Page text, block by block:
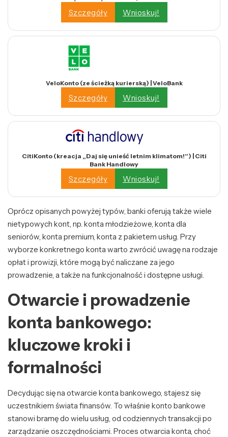
Szczegóły Wnioskuj!
VeloKonto (ze ścieżką kurierską) | VeloBank
Szczegóły Wnioskuj!
CitiKonto (kreacja „Daj się unieść letnim klimatom!”) | Citi
Bank Handlowy
Szczegóły Wnioskuj!
Oprócz opisanych powyżej typów, banki oferują także wiele
nietypowych kont, np. konta młodzieżowe, konta dla
seniorów, konta premium, konta z pakietem usług. Przy
wyborze konkretnego konta warto zwrócić uwagę na rodzaje
opłat i prowizji, które mogą być naliczane za jego
prowadzenie, a także na funkcjonalność i dostępne usługi.
Otwarcie i prowadzenie
konta bankowego:
kluczowe kroki i
formalności
Decydując się na otwarcie konta bankowego, stajesz się
uczestnikiem świata finansów. To właśnie konto bankowe
stanowi bramę do wielu usług, od codziennych transakcji po
zarządzanie oszczędnościami. Proces otwarcia konta, choć